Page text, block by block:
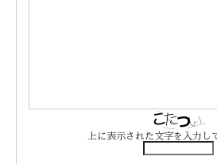
上に表示された文字を入力し